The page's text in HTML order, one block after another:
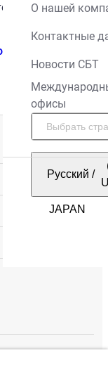
О нашей
Контактные
Новости СБТ
офисы
Русский /